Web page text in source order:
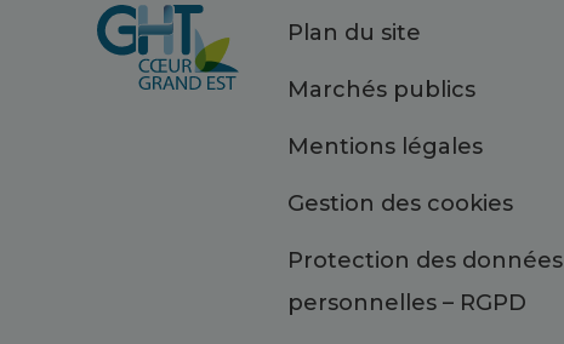
Plan du site
Marchés publics
Mentions légales
Gestion des cookies
Protection des données
personnelles – RGPD